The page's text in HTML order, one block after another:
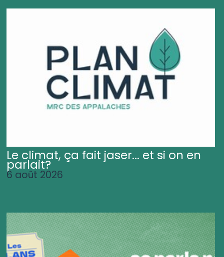
Le climat, ça fait jaser... et si on en
parlait?
6 août 2026